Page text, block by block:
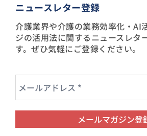
ブ
ニュースレター登録
介護業界や介護の業務効率化・AI
ジの活用法に関するニュースレタ
す。ぜひ気軽にご登録ください。